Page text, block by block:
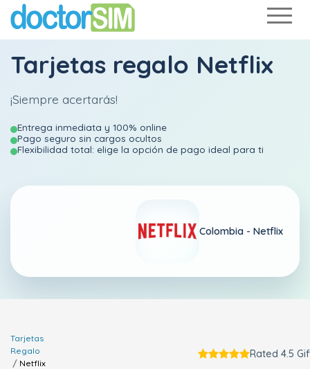
Tarjetas regalo Netflix
¡Siempre acertarás!
Entrega inmediata y 100% online
Pago seguro sin cargos ocultos
Flexibilidad total: elige la opción de pago ideal para ti
Colombia - Netflix
Tarjetas
Regalo
Netflix
Rated 4.5